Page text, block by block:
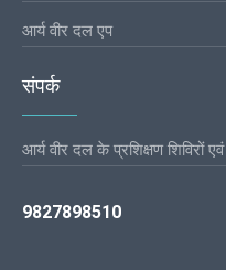
आर्य वीर दल एप
संपर्क
आर्य वीर दल के प्रशिक्षण
9827898510